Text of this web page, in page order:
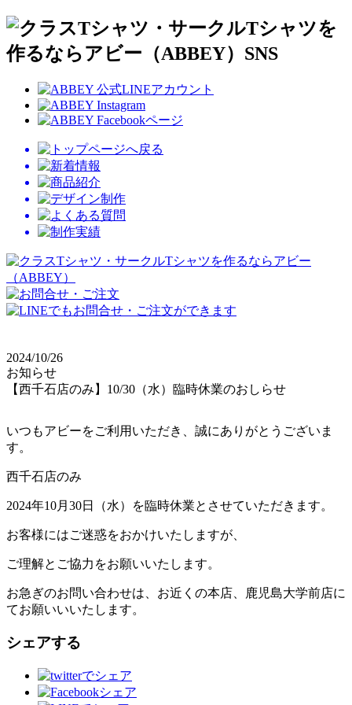
2024/10/26
お知らせ
【西千石店のみ】10/30（水）臨時休業のおしらせ
いつもアビーをご利用いただき、誠にありがとうございま
す。
西千石店のみ
2024年10月30日（水）を臨時休業とさせていただきます。
お客様にはご迷惑をおかけいたしますが、
ご理解とご協力をお願いいたします。
お急ぎのお問い合わせは、お近くの本店、鹿児島大学前店に
てお願いいいたします。
シェアする